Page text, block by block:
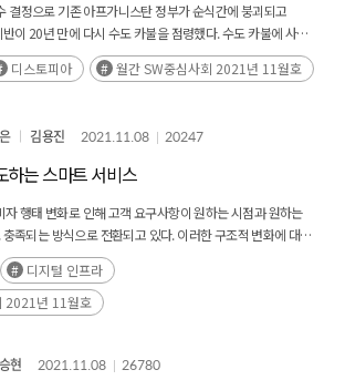
가지고 다양한 문제들을 처리하는 알고리즘의 개념과
컴퓨팅 사고력과 코딩 역시 어릴 때부터 배우는 것이 매우
체계에서 이러한 소프트웨어의 기본적인 교육이
이루어지지 못하고 있는 상황이다. 교육부는 지난 2015년
여 학생들이 컴퓨팅 사고력을 배울 수 있는 기회를 부여했고,
하였다. 일단 학생들이 초중등 교육에서 컴퓨팅 사고력의
기회를 준 것은 매우 중요한 개선이었지만, 단발성의 짧은
부분의 학생들이 제대로 기억조차 하기 어려운 상황으로
야 하는 어린 아이들 입장에서는 컴퓨터를 활용해서 문제를
읽기/쓰기나 산술과 같이 익숙한 수준으로 몸에 배도록
로 시행해야만 한다. 특히 모든 학생들이 SW와 AI의
력을 어려서부터 익히도록 하는 것이 세계적인 경쟁력을
요한 초기 단계의 교육이라라는 점에서 매우 중요한 의미가
2022년 개정 교육과정을 준비하고 있다. 이번에 새로
모든 학생들이 공교육에서 충분히 배우고 익숙해질 수
알리바바, 바이트댄스와 같은 중국 기업들을 제재하는 미국
다. 미국 정부는 텐센트의 주력 서비스인 위챗도 미국에서 쓸
털 동영상 서비스인 틱톡도 제재하여 논란거리가 됐다.
서비스나 핀테크 서비스(알리페이)에 대한 제재를
도하는 사이버 동맹 또는 디지털 동맹의 강화이다. 화웨이
했다. 미국의 화웨이 제재 전선에 ‘파이브 아이즈’로 알려진
다가 분열되고 다시 결집하는 행보를 반복했다. 이러한
견됐다. 2021년 바이든 행정부 출범 이후에도 이러한 사이버
와 쿼드(Quad) 안보협력체의 확대를 둘러싼 논의로
등과 같은 정부 및 기업 간 연대에 대한 논의로 발전하고 있
일로 구상의 대상국가들과 연대외교를 추진 중이다. 이러한
것은 미중이 규범·가치의 경쟁도 벌이고 있다는 것이다.
델’을 수출하여 정치적으로 비(非)자유주의에 입각한
결정으로 기존 아프가니스탄 정부가 순식간에 붕괴되고
이 20년 만에 다시 수도 카불을 점령했다. 수도 카불에 사는
탈레반의 여성탄압정책에 대한 공포를 실시간으로 알려 전
.(후략)
디스토피아 월간 SW중심사회 2021년 11월호
김용진 2021.11.08 20247
하는 스마트 서비스
자 행태 변화로 인해 고객 요구사항이 원하는 시점과 원하는
족되는 방식으로 전환되고 있다. 이러한 구조적 변화에 대한
비스화(Servitization) 및 서비스의 제품화
나타나고 있다.(후략)
디지털 인프라
2021년 11월호
현 2021.11.08 26780